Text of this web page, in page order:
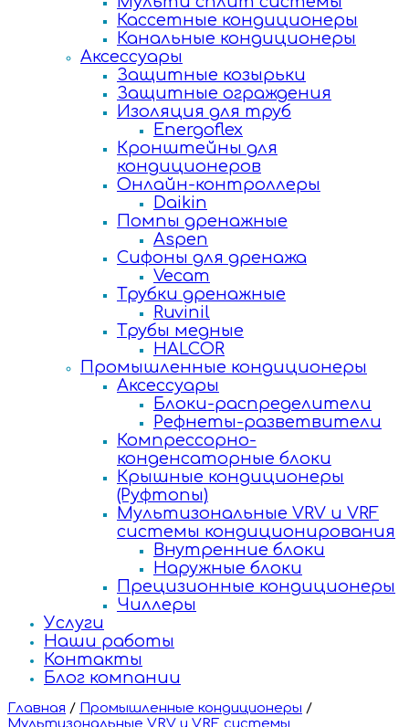
Кассетные кондиционеры
Канальные кондиционеры
Аксессуары
Защитные козырьки
Защитные ограждения
Изоляция для труб
Energoflex
Кронштейны для
кондиционеров
Онлайн-контроллеры
Daikin
Помпы дренажные
Aspen
Сифоны для дренажа
Vecam
Трубки дренажные
Ruvinil
Трубы медные
HALCOR
Промышленные кондиционеры
Аксессуары
Блоки-распределители
Рефнеты-разветвители
Компрессорно-
конденсаторные блоки
Крышные кондиционеры
(Руфтопы)
Мультизональные VRV и VRF
системы кондиционирования
Внутренние блоки
Наружные блоки
Прецизионные кондиционеры
Чиллеры
Услуги
Наши работы
Контакты
Блог компании
Главная / Промышленные кондиционеры /
Мультизональные VRV и VRF системы